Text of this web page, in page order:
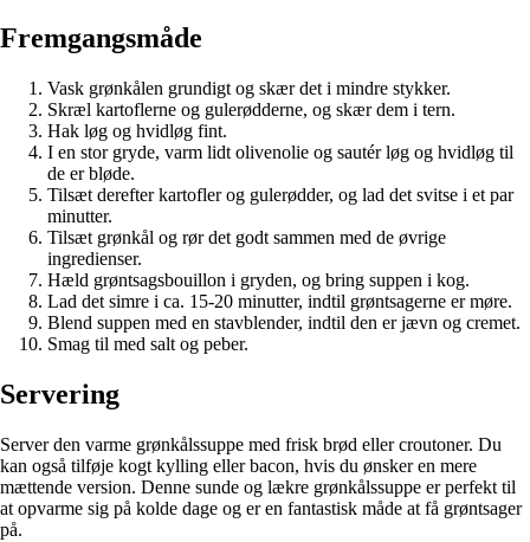
Fremgangsmåde
Vask grønkålen grundigt og skær det i mindre stykker.
Skræl kartoflerne og gulerødderne, og skær dem i tern.
Hak løg og hvidløg fint.
I en stor gryde, varm lidt olivenolie og sautér løg og hvidløg til
de er bløde.
Tilsæt derefter kartofler og gulerødder, og lad det svitse i et par
minutter.
Tilsæt grønkål og rør det godt sammen med de øvrige
ingredienser.
Hæld grøntsagsbouillon i gryden, og bring suppen i kog.
Lad det simre i ca. 15-20 minutter, indtil grøntsagerne er møre.
Blend suppen med en stavblender, indtil den er jævn og cremet.
Smag til med salt og peber.
Servering
Server den varme grønkålssuppe med frisk brød eller croutoner. Du
kan også tilføje kogt kylling eller bacon, hvis du ønsker en mere
mættende version. Denne sunde og lækre grønkålssuppe er perfekt til
at opvarme sig på kolde dage og er en fantastisk måde at få grøntsager
på.